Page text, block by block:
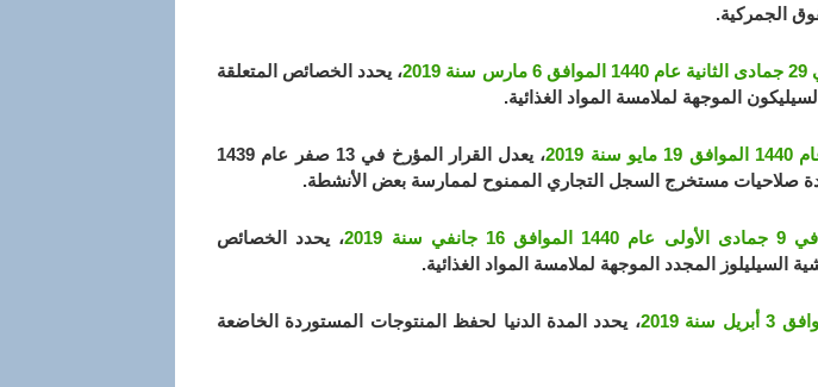
الجمركية.
، يحدد الخصائص المتعلقة
الموجهة لملامسة المواد الغذائية.
، يعدل القرار المؤرخ في 13 صفر عام 1439
سنة 2019
، يحدد الخصائص
السيليلوز المجدد الموجهة لملامسة المواد الغذائية.
، يحدد المدة الدنيا لحفظ المنتوجات المستوردة الخاضعة